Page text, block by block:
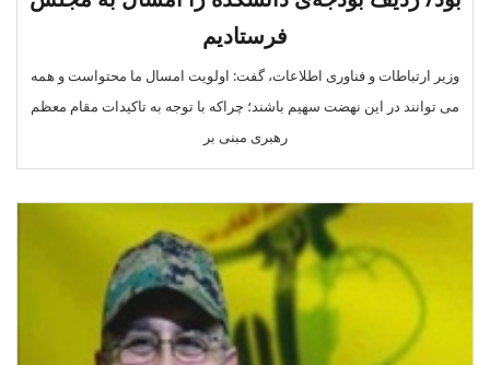
فرستادیم
وزیر ارتباطات و فناوری اطلاعات، گفت: اولویت امسال ما محتواست و همه
می توانند در این نهضت سهیم باشند؛ چراکه با توجه به تاکیدات مقام معظم
رهبری مبنی بر